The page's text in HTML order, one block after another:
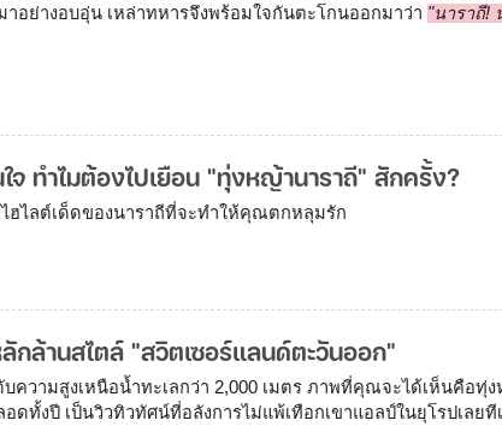
อย่างอบอุ่น เหล่าทหารจึงพร้อมใจกันตะโกนออกมาว่า "นาราถี!
จ ทำไมต้องไปเยือน "ทุ่งหญ้านาราถี" สักครั้ง?
ฮไลต์เด็ดของนาราถีที่จะทำให้คุณตกหลุมรัก
กล้านสไตล์ "สวิตเซอร์แลนด์ตะวันออก"
บความสูงเหนือน้ำทะเลกว่า 2,000 เมตร ภาพที่คุณจะได้เห็นคือ
ทั้งปี เป็นวิวทิวทัศน์ที่อลังการไม่แพ้เทือกเขาแอลป์ในยุโรปเลยที